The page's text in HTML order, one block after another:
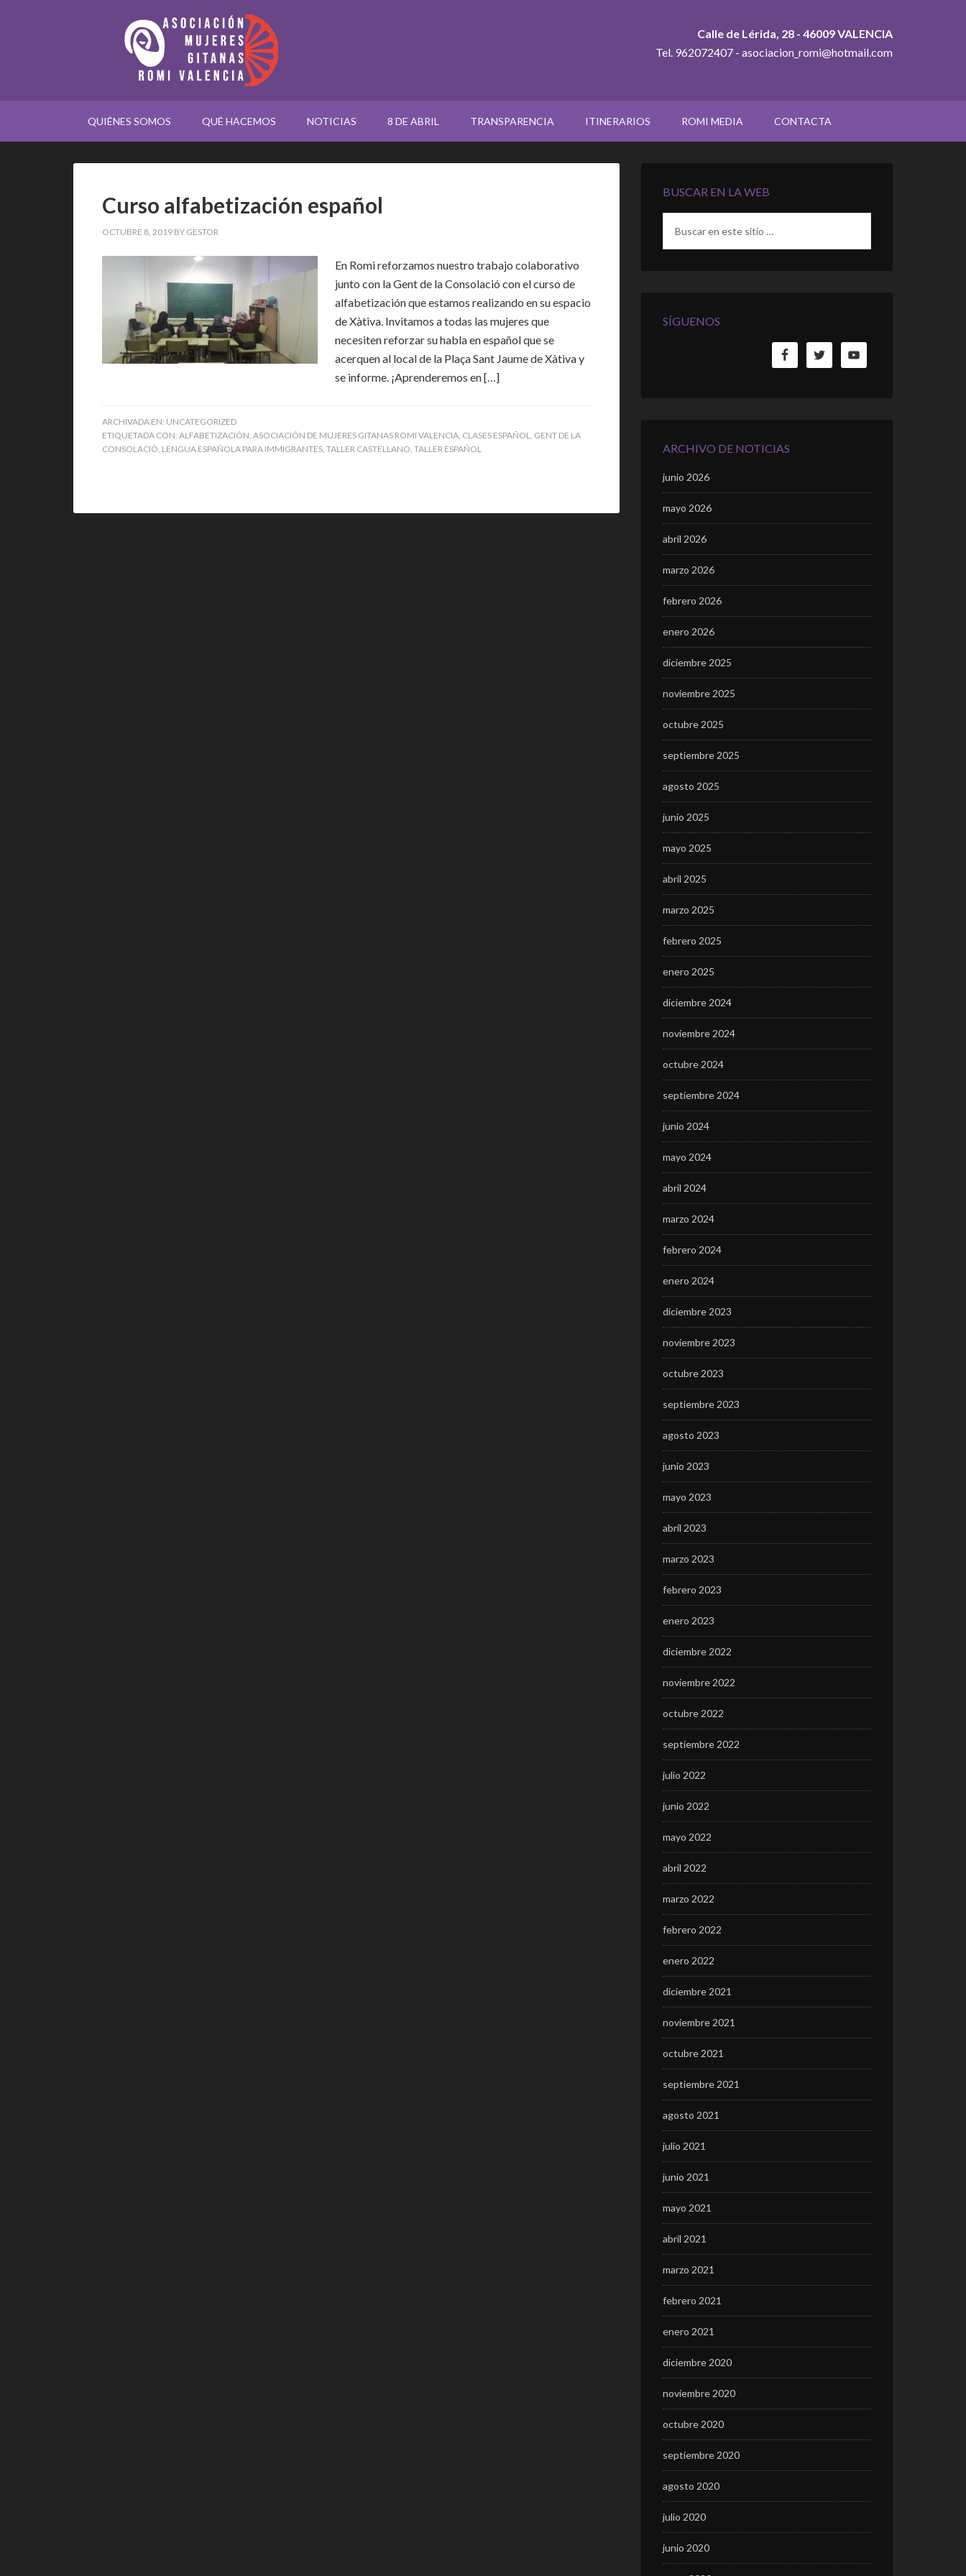
Calle de Lérida, 28 - 46009 VALENCIA
Tel. 962072407 - asociacion_romi@hotmail.com
QUIÉNES SOMOS QUÉ HACEMOS NOTICIAS 8 DE ABRIL TRANSPARENCIA ITINERARIOS ROMI MEDIA CONTACTA
Curso alfabetización español
OCTUBRE 8, 2019 BY GESTOR
En Romi reforzamos nuestro trabajo colaborativo
junto con la Gent de la Consolació con el curso de
alfabetización que estamos realizando en su espacio
de Xàtiva. Invitamos a todas las mujeres que
necesiten reforzar su habla en español que se
acerquen al local de la Plaça Sant Jaume de Xàtiva y
se informe. ¡Aprenderemos en […]
ARCHIVADA EN: UNCATEGORIZED
ETIQUETADA CON: ALFABETIZACIÓN, ASOCIACIÓN DE MUJERES GITANAS ROMI VALENCIA, CLASES ESPAÑOL, GENT DE LA
CONSOLACIÓ, LENGUA ESPAÑOLA PARA IMMIGRANTES, TALLER CASTELLANO, TALLER ESPAÑOL
BUSCAR EN LA WEB
SÍGUENOS
ARCHIVO DE NOTICIAS
junio 2026
mayo 2026
abril 2026
marzo 2026
febrero 2026
enero 2026
diciembre 2025
noviembre 2025
octubre 2025
septiembre 2025
agosto 2025
junio 2025
mayo 2025
abril 2025
marzo 2025
febrero 2025
enero 2025
diciembre 2024
noviembre 2024
octubre 2024
septiembre 2024
junio 2024
mayo 2024
abril 2024
marzo 2024
febrero 2024
enero 2024
diciembre 2023
noviembre 2023
octubre 2023
septiembre 2023
agosto 2023
junio 2023
mayo 2023
abril 2023
marzo 2023
febrero 2023
enero 2023
diciembre 2022
noviembre 2022
octubre 2022
septiembre 2022
julio 2022
junio 2022
mayo 2022
abril 2022
marzo 2022
febrero 2022
enero 2022
diciembre 2021
noviembre 2021
octubre 2021
septiembre 2021
agosto 2021
julio 2021
junio 2021
mayo 2021
abril 2021
marzo 2021
febrero 2021
enero 2021
diciembre 2020
noviembre 2020
octubre 2020
septiembre 2020
agosto 2020
julio 2020
junio 2020